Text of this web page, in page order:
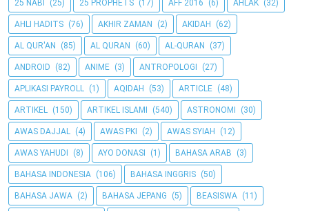
25 NABI (25) 25 PROPHETS (17) AFF 2016 (6) AHLAK (32)
AHLI HADITS (76) AKHIR ZAMAN (2) AKIDAH (62)
AL QUR'AN (85) AL QURAN (60) AL-QURAN (37)
ANDROID (82) ANIME (3) ANTROPOLOGI (27)
APLIKASI PAYROLL (1) AQIDAH (53) ARTICLE (48)
ARTIKEL (150) ARTIKEL ISLAMI (540) ASTRONOMI (30)
AWAS DAJJAL (4) AWAS PKI (2) AWAS SYIAH (12)
AWAS YAHUDI (8) AYO DONASI (1) BAHASA ARAB (3)
BAHASA INDONESIA (106) BAHASA INGGRIS (50)
BAHASA JAWA (2) BAHASA JEPANG (5) BEASISWA (11)